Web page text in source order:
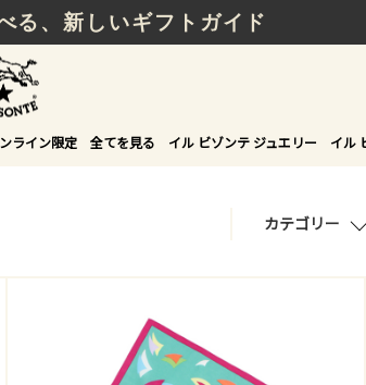
る、新しいギフトガイド
ライン限定 全てを見る イル ビゾンテ ジュエリー イル
カテゴリー